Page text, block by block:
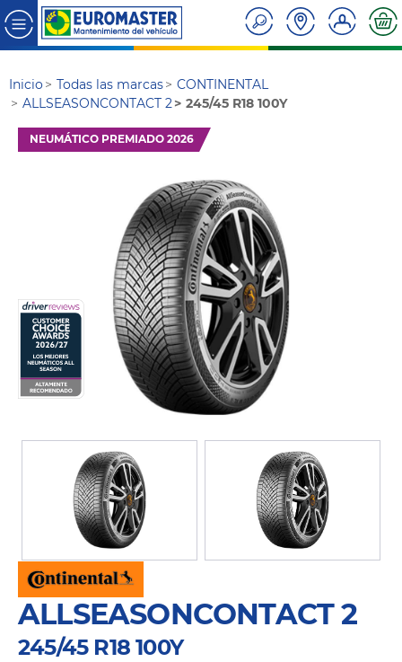
Inicio Todas las marcas
CONTINENTAL
ALLSEASONCONTACT 2
245/45 R18 100Y
NEUMÁTICO PREMIADO 2026
ALLSEASONCONTACT 2
245/45 R18 100Y